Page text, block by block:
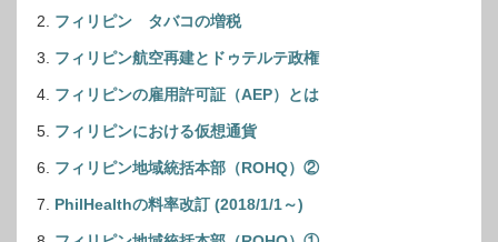
フィリピン タバコの増税
フィリピン航空再建とドゥテルテ政権
フィリピンの雇用許可証（AEP）とは
フィリピンにおける仮想通貨
フィリピン地域統括本部（ROHQ）②
PhilHealthの料率改訂 (2018/1/1～)